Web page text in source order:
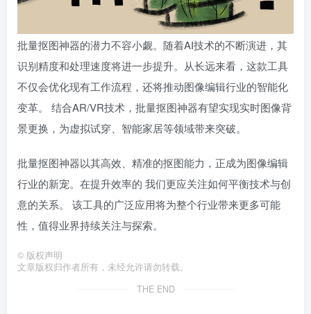
批量抠图神器的潜力不容小觑。随着AI技术的不断演进，其
识别精度和处理速度将进一步提升。从长远来看，这款工具
不仅会优化现有工作流程，还将推动图像编辑行业的智能化
变革。 结合AR/VR技术，批量抠图神器有望实现实时图像背
景更换，为虚拟试穿、智能家居等领域带来突破。
批量抠图神器以其高效、精准的抠图能力，正成为图像编辑
行业的新宠。在提升效率的 我们更应关注如何平衡技术与创
意的关系。 该工具的广泛应用将为整个行业带来更多可能
性，值得业界持续关注与探索。
© 版权声明
文章版权归作者所有，未经允许请勿转载。
THE END